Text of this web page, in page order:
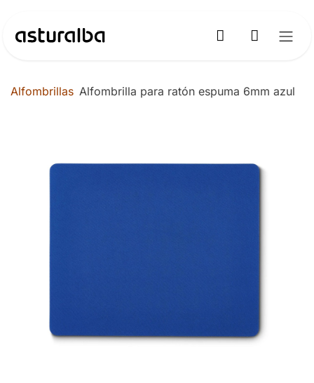
Alfombrillas Alfombrilla para ratón espuma 6mm azul